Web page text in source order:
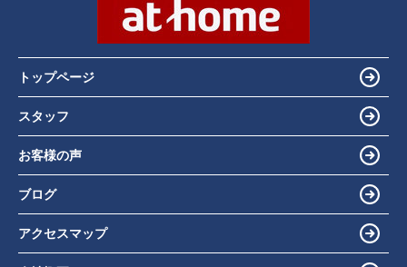
トップページ
スタッフ
お客様の声
ブログ
アクセスマップ